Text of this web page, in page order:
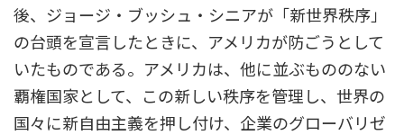
後、ジョージ・ブッシュ・シニアが「新世界秩序」
の台頭を宣言したときに、アメリカが防ごうとして
いたものである。アメリカは、他に並ぶもののない
覇権国家として、この新しい秩序を管理し、世界の
国々に新自由主義を押し付け、企業のグローバリゼ